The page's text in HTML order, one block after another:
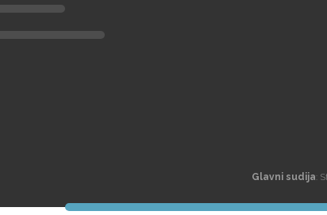
Glavni sudija: